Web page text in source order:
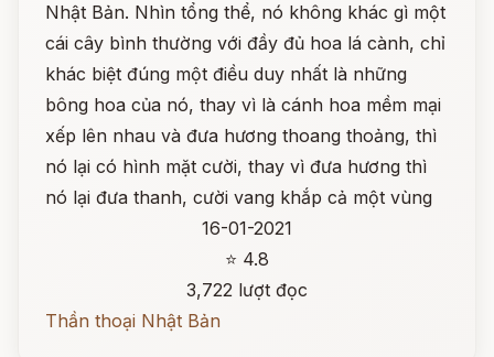
Nhật Bản. Nhìn tổng thể, nó không khác gì một
cái cây bình thường với đầy đủ hoa lá cành, chỉ
khác biệt đúng một điều duy nhất là những
bông hoa của nó, thay vì là cánh hoa mềm mại
xếp lên nhau và đưa hương thoang thoảng, thì
nó lại có hình mặt cười, thay vì đưa hương thì
nó lại đưa thanh, cười vang khắp cả một vùng
16-01-2021
⭐ 4.8
3,722 lượt đọc
Thần thoại Nhật Bản